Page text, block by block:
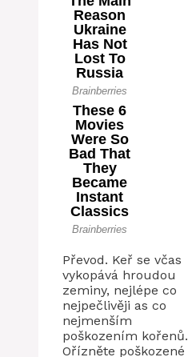
Převod. Keř se včas
vykopává hroudou
zeminy, nejlépe co
nejpečlivěji as co
nejmenším
poškozením kořenů.
Ořízněte poškozené